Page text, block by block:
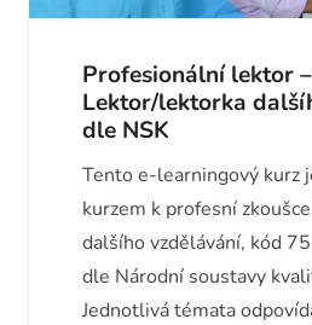
Profesionální lektor –
Lektor/lektorka
dle NSK
Tento e-learningový kurz
kurzem k profesní
dalšího vzdělávání, kód
dle Národní soustavy
Jednotlivá témata